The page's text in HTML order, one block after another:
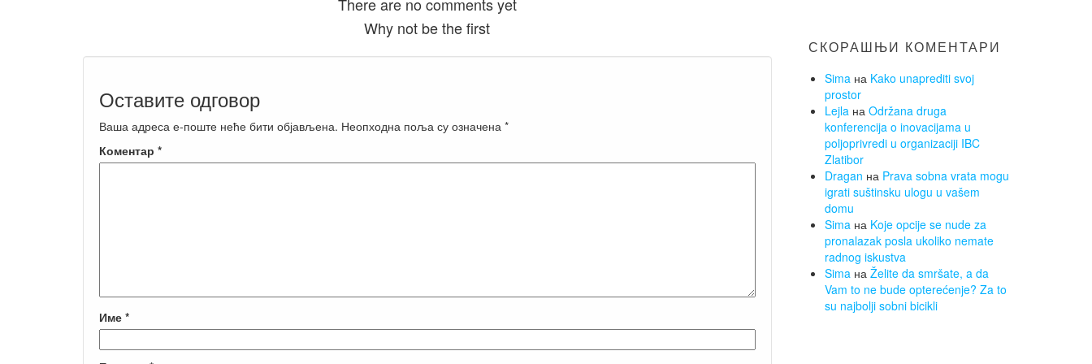
Why not be the first
Оставите одговор
Ваша адреса е-поште неће бити објављена. Неопходна поља су означена *
Коментар *
Име *
СКОРАШЊИ КОМЕНТАРИ
Simaна Kako unaprediti svoj
prostor
Lejlaна Održana druga
konferencija o inovacijama u
poljoprivredi u organizaciji IBC
Zlatibor
Dragan на Prava sobna vrata mogu
igrati suštinsku ulogu u vašem
domu
Simaна Koje opcije se nude za
pronalazak posla ukoliko nemate
radnog iskustva
Simaна Želite da smršate, a da
Vam to ne bude opterećenje? Za to
su najbolji sobni bicikli